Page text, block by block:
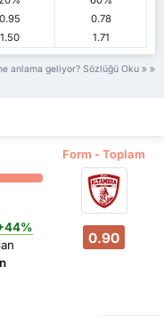
0.95
0.78
1.50 1.71
anlama geliyor? Sözlüğü Oku
Form - Toplam
0.90